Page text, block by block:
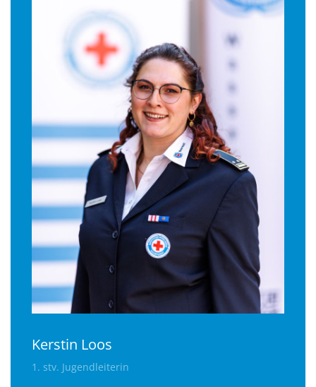
Kerstin Loos
1. stv. Jugendleiterin